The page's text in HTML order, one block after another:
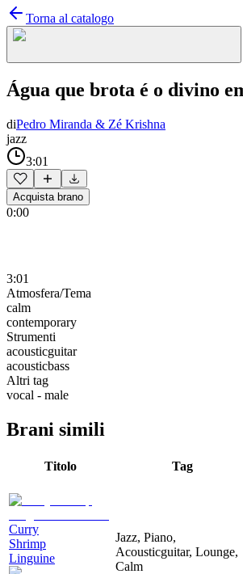
Torna al catalogo
Água que brota é o divino
diPedro Miranda & Zé Krishna
jazz
3:01
Acquista brano
0:00
3:01
Atmosfera/Tema
calm
contemporary
Strumenti
acousticguitar
acousticbass
Altri tag
vocal - male
Brani simili
Titolo Tag
Curry
Shrimp
Linguine
Jazz, Piano,
Acousticguitar, Lounge,
Calm